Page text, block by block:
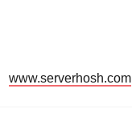
www.serverhosh.com